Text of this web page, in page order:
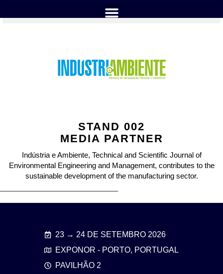
STAND 002
MEDIA PARTNER
Indústria e Ambiente, Technical and Scientific Journal of
Environmental Engineering and Management, contributes to the
sustainable development of the manufacturing sector.
23 → 24 DE SETEMBRO 2026
EXPONOR - PORTO, PORTUGAL
PAVILHÃO 2